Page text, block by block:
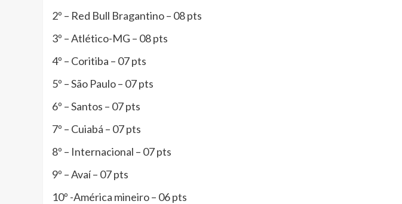
2º – Red Bull Bragantino – 08 pts
3º – Atlético-MG – 08 pts
4º – Coritiba – 07 pts
5º – São Paulo – 07 pts
6º – Santos – 07 pts
7º – Cuiabá – 07 pts
8º – Internacional – 07 pts
9º – Avaí – 07 pts
10º -América mineiro – 06 pts